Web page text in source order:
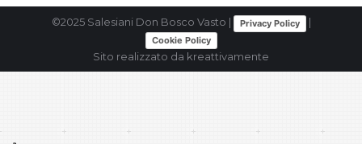
©2025 Salesiani Don Bosco Vasto | Privacy Policy |
Cookie Policy
Sito realizzato da kreattivamente